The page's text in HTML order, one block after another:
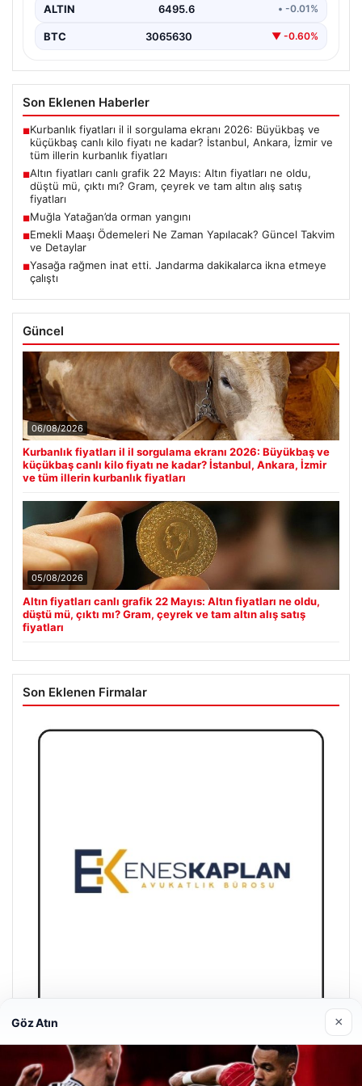
ALTIN 6495.6 • -0.01%
BTC 3065630 ▼ -0.60%
Son Eklenen Haberler
■Kurbanlık fiyatları il il sorgulama ekranı 2026: Büyükbaş ve
küçükbaş canlı kilo fiyatı ne kadar? İstanbul, Ankara, İzmir ve
tüm illerin kurbanlık fiyatları
■Altın fiyatları canlı grafik 22 Mayıs: Altın fiyatları ne oldu,
düştü mü, çıktı mı? Gram, çeyrek ve tam altın alış satış
fiyatları
■Muğla Yatağan’da orman yangını
■Emekli Maaşı Ödemeleri Ne Zaman Yapılacak? Güncel Takvim
ve Detaylar
■Yasağa rağmen inat etti. Jandarma dakikalarca ikna etmeye
çalıştı
Güncel
06/08/2026
Kurbanlık fiyatları il il sorgulama ekranı 2026: Büyükbaş ve
küçükbaş canlı kilo fiyatı ne kadar? İstanbul, Ankara, İzmir
ve tüm illerin kurbanlık fiyatları
05/08/2026
Altın fiyatları canlı grafik 22 Mayıs: Altın fiyatları ne oldu,
düştü mü, çıktı mı? Gram, çeyrek ve tam altın alış satış
fiyatları
Son Eklenen Firmalar
Enes Kaplan Avukatlık Bürosu
28/04/2026
Göz Atın ×